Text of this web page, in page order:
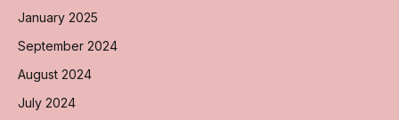
January 2025
September 2024
August 2024
July 2024